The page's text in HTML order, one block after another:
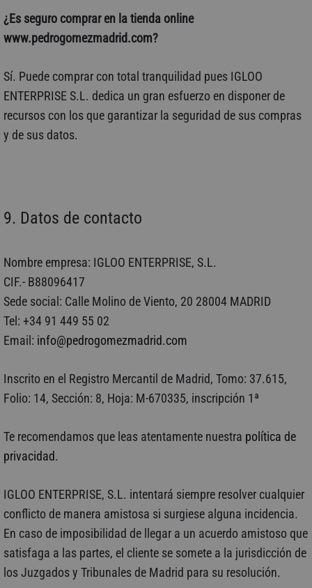
¿Es seguro comprar en la tienda online
www.pedrogomezmadrid.com?
Sí. Puede comprar con total tranquilidad pues IGLOO
ENTERPRISE S.L. dedica un gran esfuerzo en disponer de
recursos con los que garantizar la seguridad de sus compras
y de sus datos.
9. Datos de contacto
Nombre empresa: IGLOO ENTERPRISE, S.L.
CIF.- B88096417
Sede social: Calle Molino de Viento, 20 28004 MADRID
Tel: +34 91 449 55 02
Email: info@pedrogomezmadrid.com
Inscrito en el Registro Mercantil de Madrid, Tomo: 37.615,
Folio: 14, Sección: 8, Hoja: M-670335, inscripción 1ª
Te recomendamos que leas atentamente nuestra política de
privacidad.
IGLOO ENTERPRISE, S.L. intentará siempre resolver cualquier
conflicto de manera amistosa si surgiese alguna incidencia.
En caso de imposibilidad de llegar a un acuerdo amistoso que
satisfaga a las partes, el cliente se somete a la jurisdicción de
los Juzgados y Tribunales de Madrid para su resolución.